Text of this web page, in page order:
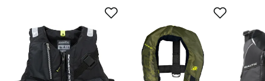
Pia S 3 vuotta sitten Vahvistettu ostaja